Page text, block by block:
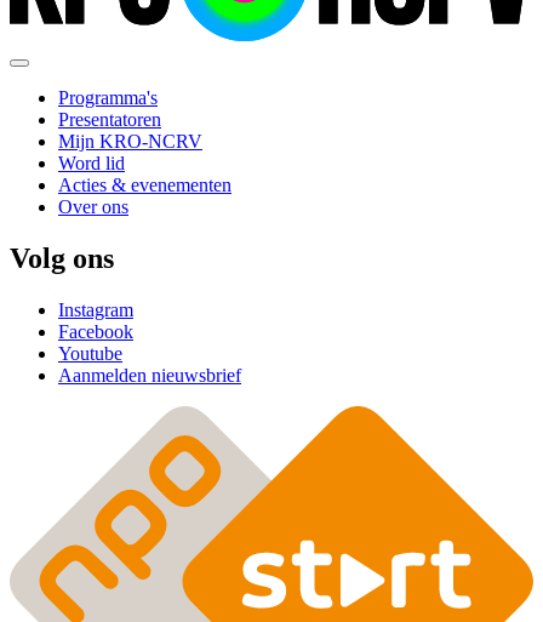
Programma's
Presentatoren
Mijn KRO-NCRV
Word lid
Acties & evenementen
Over ons
Volg ons
Instagram
Facebook
Youtube
Aanmelden nieuwsbrief